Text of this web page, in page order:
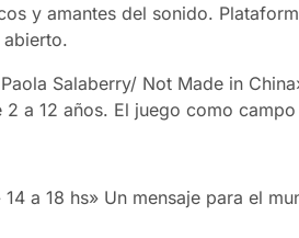
y amantes del sonido.
Salaberry/ Not Made in
a 12 años. El juego como
14 a 18 hs» Un mensaje para el